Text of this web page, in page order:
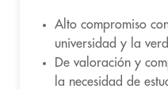
Alto compromiso
universidad y la
De valoración y
la necesidad de